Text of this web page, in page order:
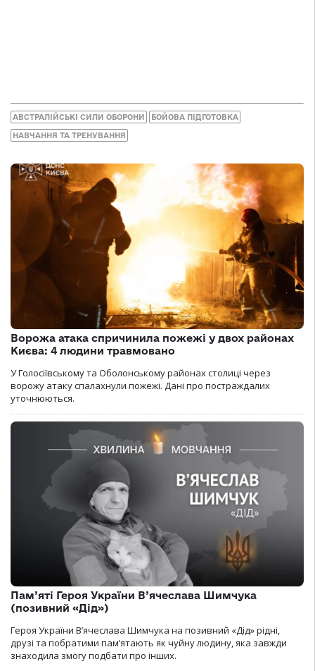
АВСТРАЛІЙСЬКІ СИЛИ ОБОРОНИ БОЙОВА ПІДГОТОВКА
НАВЧАННЯ ТА ТРЕНУВАННЯ
Ворожа атака спричинила пожежі у двох районах
Києва: 4 людини травмовано
У Голосіївському та Оболонському районах столиці через
ворожу атаку спалахнули пожежі. Дані про постраждалих
уточнюються.
Пам’яті Героя України В’ячеслава Шимчука
(позивний «Дід»)
Героя України В’ячеслава Шимчука на позивний «Дід» рідні,
друзі та побратими пам’ятають як чуйну людину, яка завжди
знаходила змогу подбати про інших.